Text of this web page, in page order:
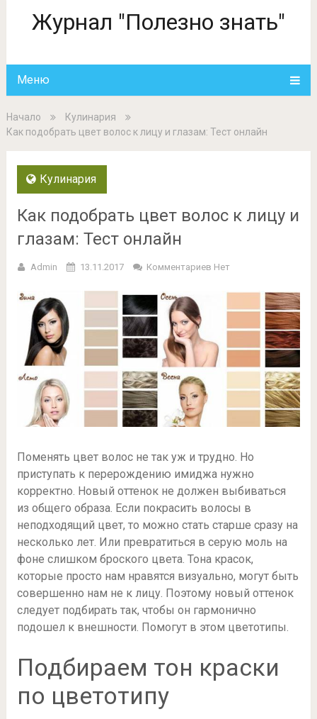
Журнал "Полезно знать"
Меню
Начало
Кулинария
Как подобрать цвет волос к лицу и глазам: Тест онлайн
Кулинария
Как подобрать цвет волос к лицу и
глазам: Тест онлайн
Admin 13.11.2017 Комментариев Нет
Поменять цвет волос не так уж и трудно. Но
приступать к перерождению имиджа нужно
корректно. Новый оттенок не должен выбиваться
из общего образа. Если покрасить волосы в
неподходящий цвет, то можно стать старше сразу на
несколько лет. Или превратиться в серую моль на
фоне слишком броского цвета. Тона красок,
которые просто нам нравятся визуально, могут быть
совершенно нам не к лицу. Поэтому новый оттенок
следует подбирать так, чтобы он гармонично
подошел к внешности. Помогут в этом цветотипы.
Подбираем тон краски
по цветотипу